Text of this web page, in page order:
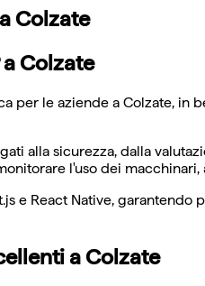
Colzate
Colzate
per le aziende a Colzate, in
alla sicurezza, dalla
l'uso dei
React Native,
a Colzate